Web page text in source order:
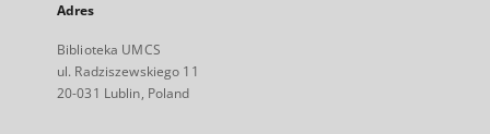
Adres
Biblioteka UMCS
ul. Radziszewskiego 11
20-031 Lublin, Poland